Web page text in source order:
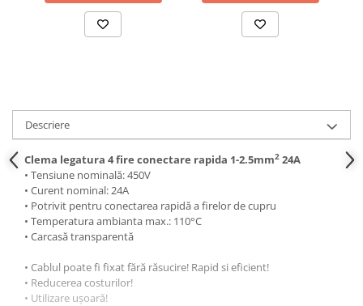
Descriere
Clema legatura 4 fire conectare rapida 1-2.5mm2 24A
• Tensiune nominală: 450V
• Curent nominal: 24A
• Potrivit pentru conectarea rapidă a firelor de cupru
• Temperatura ambianta max.: 110°C
• Carcasă transparentă
• Cablul poate fi fixat fără răsucire! Rapid si eficient!
• Reducerea costurilor!
• Utilizare ușoară!